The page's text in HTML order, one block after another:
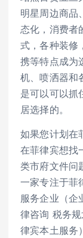
明星周边商品
态化，消费者
式，各种装修
携等特点成为
机、喷洒器和
是可以可以抓
居选择的。
如果您计划在
在菲律宾想找
类市府文件问
一家专注于菲
服务企业（企
律咨询 税务
律宾本土服务